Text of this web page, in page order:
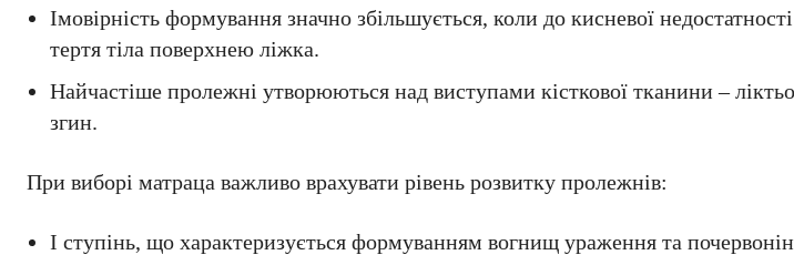
Імовірність формування значно збільшується, коли до кисневої
тертя тіла поверхнею ліжка.
Найчастіше пролежні утворюються над виступами кісткової тканини –
згин.
При виборі матраца важливо врахувати рівень розвитку пролежнів:
I ступінь, що характеризується формуванням вогнищ ураження та